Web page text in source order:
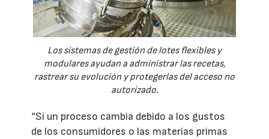
Los sistemas de gestión de lotes flexibles y
modulares ayudan a administrar las recetas,
rastrear su evolución y protegerlas del acceso no
autorizado.
“Si un proceso cambia debido a los gustos
de los consumidores o las materias primas